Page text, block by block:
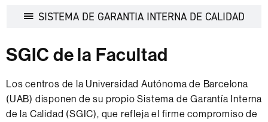
Economía
SISTEMA DE GARANTIA INTERNA DE CALIDAD
SGIC de la Facultad
Los centros de la Universidad Autónoma de Barcelona
(UAB) disponen de su propio Sistema de Garantía Interna
de la Calidad (SGIC), que refleja el firme compromiso de